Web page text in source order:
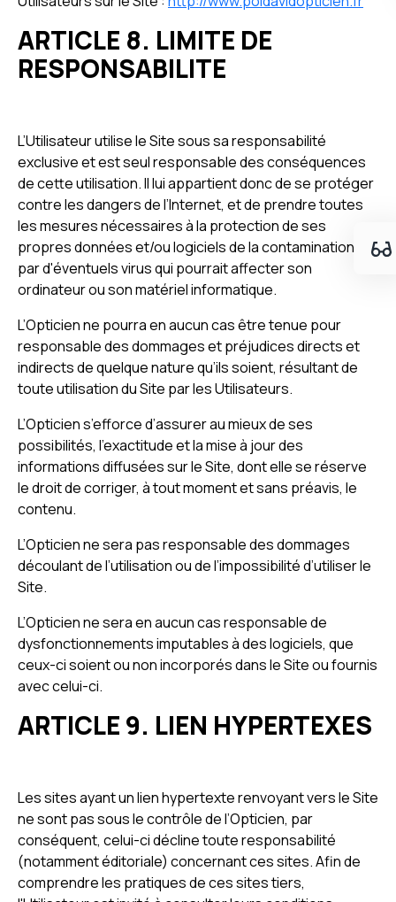
ARTICLE 8. LIMITE DE
RESPONSABILITE
L’Utilisateur utilise le Site sous sa responsabilité
exclusive et est seul responsable des conséquences
de cette utilisation. Il lui appartient donc de se protéger
contre les dangers de l’Internet, et de prendre toutes
les mesures nécessaires à la protection de ses
propres données et/ou logiciels de la contamination
par d'éventuels virus qui pourrait affecter son
ordinateur ou son matériel informatique.
L’Opticien ne pourra en aucun cas être tenue pour
responsable des dommages et préjudices directs et
indirects de quelque nature qu’ils soient, résultant de
toute utilisation du Site par les Utilisateurs.
L’Opticien s’efforce d’assurer au mieux de ses
possibilités, l’exactitude et la mise à jour des
informations diffusées sur le Site, dont elle se réserve
le droit de corriger, à tout moment et sans préavis, le
contenu.
L’Opticien ne sera pas responsable des dommages
découlant de l’utilisation ou de l’impossibilité d’utiliser le
Site.
L’Opticien ne sera en aucun cas responsable de
dysfonctionnements imputables à des logiciels, que
ceux-ci soient ou non incorporés dans le Site ou fournis
avec celui-ci.
ARTICLE 9. LIEN HYPERTEXES
Les sites ayant un lien hypertexte renvoyant vers le Site
ne sont pas sous le contrôle de l’Opticien, par
conséquent, celui-ci décline toute responsabilité
(notamment éditoriale) concernant ces sites. Afin de
comprendre les pratiques de ces sites tiers,